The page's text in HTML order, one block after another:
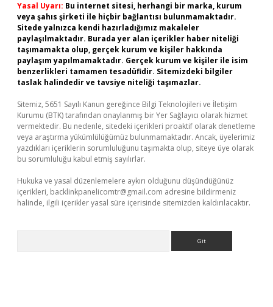
Yasal Uyarı: Bu internet sitesi, herhangi bir marka, kurum
veya şahıs şirketi ile hiçbir bağlantısı bulunmamaktadır.
Sitede yalnızca kendi hazırladığımız makaleler
paylaşılmaktadır. Burada yer alan içerikler haber niteliği
taşımamakta olup, gerçek kurum ve kişiler hakkında
paylaşım yapılmamaktadır. Gerçek kurum ve kişiler ile isim
benzerlikleri tamamen tesadüfidir. Sitemizdeki bilgiler
taslak halindedir ve tavsiye niteliği taşımazlar.
Sitemiz, 5651 Sayılı Kanun gereğince Bilgi Teknolojileri ve İletişim
Kurumu (BTK) tarafından onaylanmış bir Yer Sağlayıcı olarak hizmet
vermektedir. Bu nedenle, sitedeki içerikleri proaktif olarak denetleme
veya araştırma yükümlülüğümüz bulunmamaktadır. Ancak, üyelerimiz
yazdıkları içeriklerin sorumluluğunu taşımakta olup, siteye üye olarak
bu sorumluluğu kabul etmiş sayılırlar.
Hukuka ve yasal düzenlemelere aykırı olduğunu düşündüğünüz
içerikleri, backlinkpanelicomtr@gmail.com adresine bildirmeniz
halinde, ilgili içerikler yasal süre içerisinde sitemizden kaldırılacaktır.